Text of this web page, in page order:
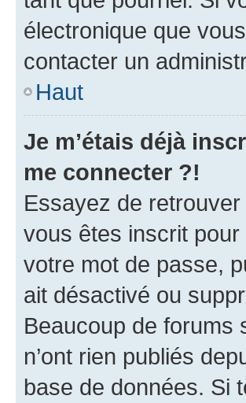
électronique que
contacter un
Haut
Je m’étais déjà
me connecter ?!
Essayez de
vous êtes inscrit pour
votre mot de passe,
ait désactivé ou
Beaucoup de forums
n’ont rien publiés
base de données. Si